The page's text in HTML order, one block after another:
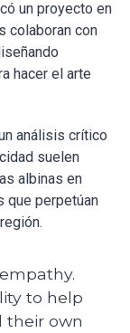
un proyecto en
colaboran con
hacer el arte
análisis crítico
suelen
albinas en
que perpetúan
to help
their own